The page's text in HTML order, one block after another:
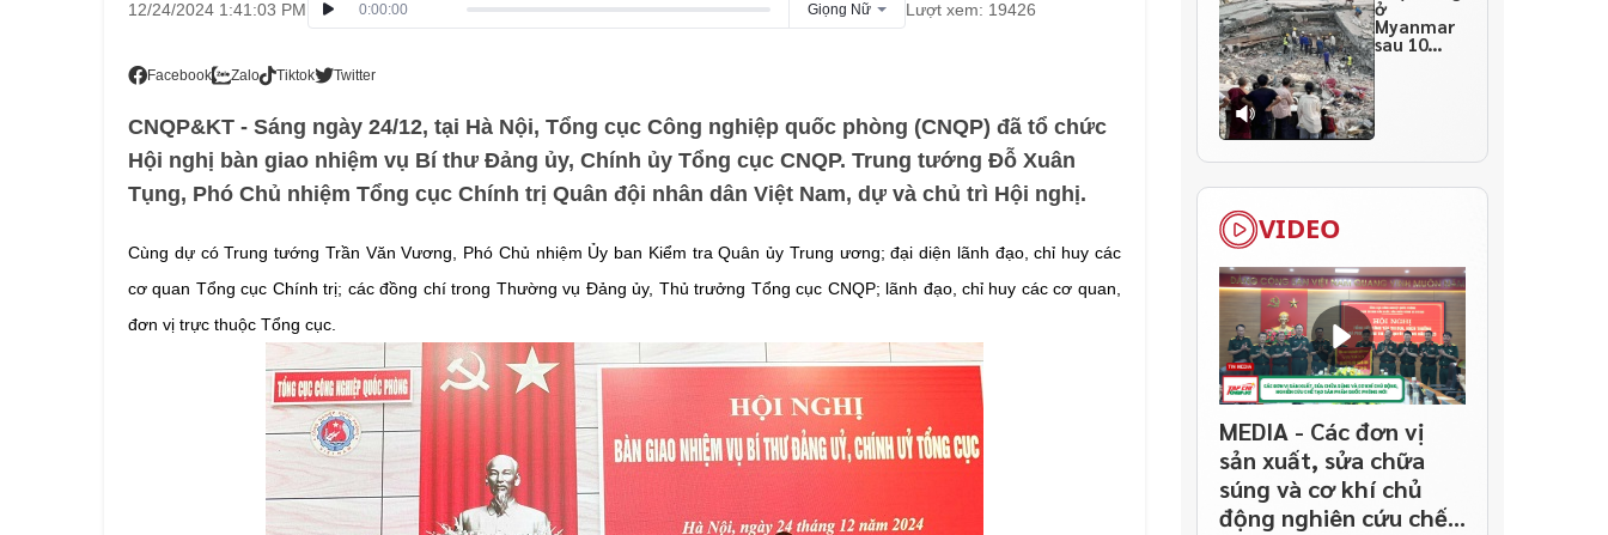
12/24/2024 1:41:03 PM 0:00:00 Giọng Nữ Lượt xem: 19426
Facebook Zalo Tiktok Twitter
CNQP&KT - Sáng ngày 24/12, tại Hà Nội, Tổng cục Công nghiệp quốc phòng (CNQP) đã tổ chức
Hội nghị bàn giao nhiệm vụ Bí thư Đảng ủy, Chính ủy Tổng cục CNQP. Trung tướng Đỗ Xuân
Tụng, Phó Chủ nhiệm Tổng cục Chính trị Quân đội nhân dân Việt Nam, dự và chủ trì Hội nghị.
Cùng dự có Trung tướng Trần Văn Vương, Phó Chủ nhiệm Ủy ban Kiểm tra Quân ủy Trung ương; đại diện lãnh đạo, chỉ huy các
cơ quan Tổng cục Chính trị; các đồng chí trong Thường vụ Đảng ủy, Thủ trưởng Tổng cục CNQP; lãnh đạo, chỉ huy các cơ quan,
đơn vị trực thuộc Tổng cục.
ở
Myanmar
sau 10
ngày
thảm họa
VIDEO
MEDIA - Các đơn vị
sản xuất, sửa chữa
súng và cơ khí chủ
động nghiên cứu chế